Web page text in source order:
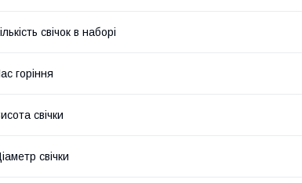
свічок в наборі
горіння
свічки
свічки